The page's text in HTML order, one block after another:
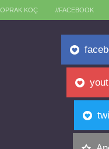
KOÇ //FACEBOOK